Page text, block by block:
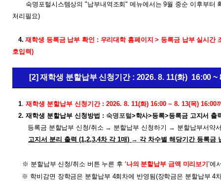
숙명포털시스템상의"납부내역조회" 메뉴에서는 9월 중순 이후부터
처리필요)
4. 재학생 등록금 납부 확인 : 우리대학 홈페이지 > 등록금 납부 실시간
호입력)
[2] 재학생 분할납부 신청기간 : 2026. 8. 11(화) 16:00 ~
1. 재학생 분할납부 신청기간 : 2026. 8. 11(화) 16:00 ~ 8. 13(목) 16:00
2. 재학생 분할납부 신청방법 : 숙명포털>학사>등록>등록금 고지서 출
등록금 분할납부 신청/취소 → 분할납부 신청하기 → 분할납부서약
고지서 분리 출력 (1,2,3,4차 각 1매) → 각 차수별 해당기간 등록금
※ 분할납부 신청/취소 버튼 누른 후 ‘나의 분할납부 금액 미리보기’에
※ 학비감면 장학금은 분할납부 4회차에 반영됨(장학금은 분할납부 4